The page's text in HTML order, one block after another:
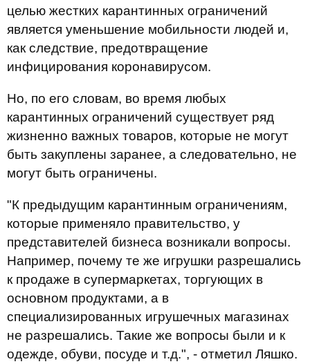
целью жестких карантинных ограничений
является уменьшение мобильности людей и,
как следствие, предотвращение
инфицирования коронавирусом.
Но, по его словам, во время любых
карантинных ограничений существует ряд
жизненно важных товаров, которые не могут
быть закуплены заранее, а следовательно, не
могут быть ограничены.
"К предыдущим карантинным ограничениям,
которые применяло правительство, у
представителей бизнеса возникали вопросы.
Например, почему те же игрушки разрешались
к продаже в супермаркетах, торгующих в
основном продуктами, а в
специализированных игрушечных магазинах
не разрешались. Такие же вопросы были и к
одежде, обуви, посуде и т.д.", - отметил Ляшко.